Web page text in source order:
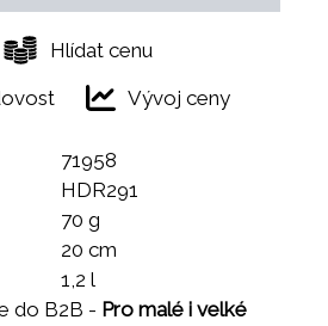
Hlídat cenu
Vývoj ceny
71958
HDR291
70 g
20 cm
1,2 l
do B2B - Pro malé i velké